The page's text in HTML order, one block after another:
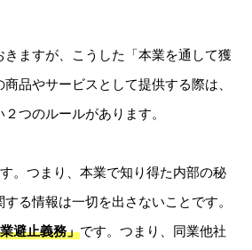
きますが、こうした「本業を通して獲
品やサービスとして提供する際は、
つのルールがあります。
。つまり、本業で知り得た内部の秘
る情報は一切を出さないことです。
避止義務」です。 つまり、同業他社